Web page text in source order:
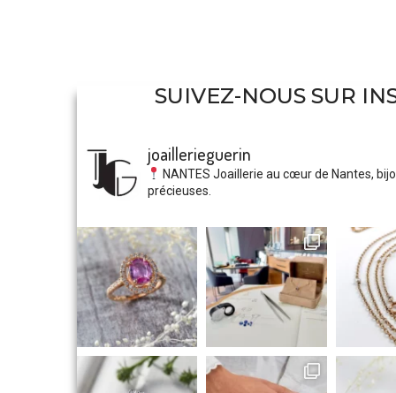
SUIVEZ-NOUS SUR
joaillerieguerin
NANTES Joaillerie au cœur de Nantes,
précieuses.